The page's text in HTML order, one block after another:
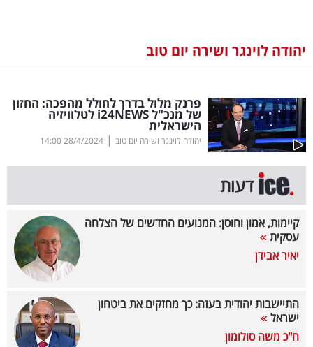
וצרכנות
דיגיטל
וטק
שיווק
ופרסום
משפט
מדדים
דעות
רכילות
יהודה לוינגר ושירה יום טוב
פרנק מלול בדרך לחולל מהפכה: החזון
של מנכ"ל i24NEWS לטלוויזיה
הישראלית
יהודה לוינגר ושירה יום טוב |
28/4/2024
14:00
דעות
קיימות, אמון וחוסן: המנועים החדשים של הצלחה
עסקית
יאיר אבידן
התיישבות יהודית בעזה: כך מחזקים את ביטחון
ישראל
ח"כ משה סולומון